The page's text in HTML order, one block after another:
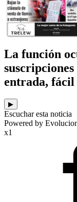
La función
entrada,
▶
Escuchar esta noticia
Powered by
x1